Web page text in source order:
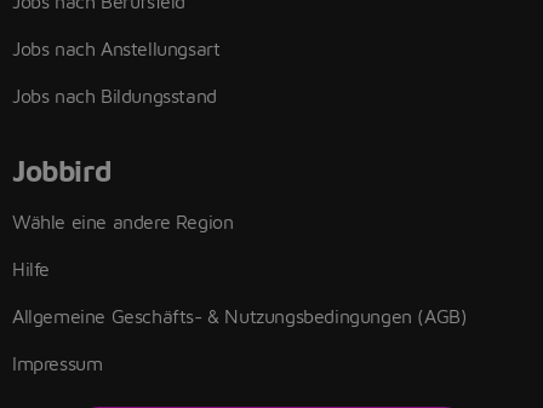
Jobs nach Anstellungsart
Jobs nach Bildungsstand
Jobbird
Wähle eine andere Region
Hilfe
Allgemeine Geschäfts- & Nutzungsbedingungen (AGB)
Impressum